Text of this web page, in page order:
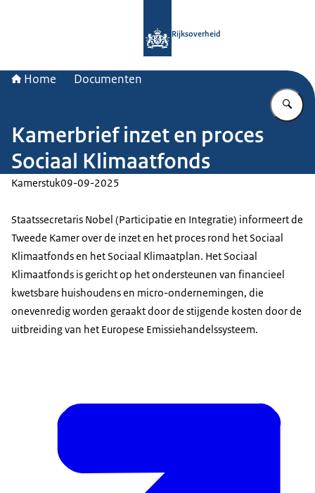
Rijksoverheid
Home Documenten
Kamerbrief inzet en proces
Sociaal Klimaatfonds
Kamerstuk09-09-2025
Staatssecretaris Nobel (Participatie en Integratie) informeert de
Tweede Kamer over de inzet en het proces rond het Sociaal
Klimaatfonds en het Sociaal Klimaatplan. Het Sociaal
Klimaatfonds is gericht op het ondersteunen van financieel
kwetsbare huishoudens en micro-ondernemingen, die
onevenredig worden geraakt door de stijgende kosten door de
uitbreiding van het Europese Emissiehandelssysteem.